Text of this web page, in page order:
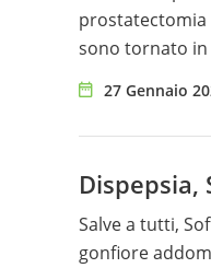
prostatectomia
sono tornato in
intermittente
carboidrati. E'
27 Gennaio
Dispepsia,
Salve a tutti, Soffro da molti mesi di dispepsia associata a gastrite e SIBO. Digerisco poco e male e con molto
gonfiore